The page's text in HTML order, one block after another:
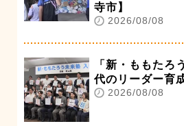
寺市】
2026/08/08
「新・ももた
代のリーダー育
2026/08/08